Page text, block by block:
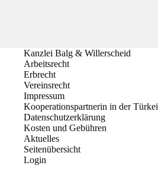
Kanzlei Balg & Willerscheid
Arbeitsrecht
Erbrecht
Vereinsrecht
Impressum
Kooperationspartnerin in der Türkei
Datenschutzerklärung
Kosten und Gebühren
Aktuelles
Seitenübersicht
Login